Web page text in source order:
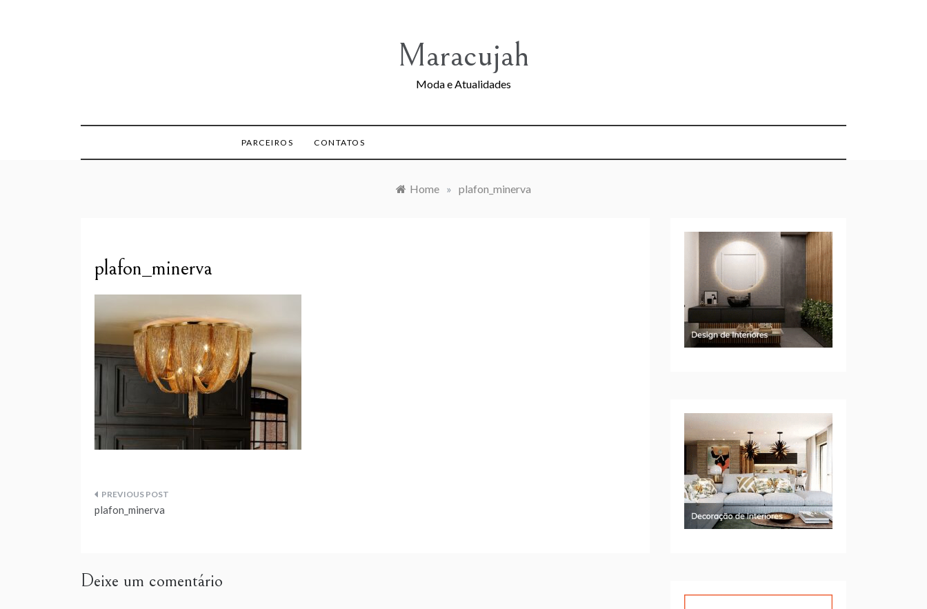
Maracujah
Moda e Atualidades
PARCEIROS CONTATOS
Home » plafon_minerva
plafon_minerva
Navegação
plafon_minerva
Deixe um comentário